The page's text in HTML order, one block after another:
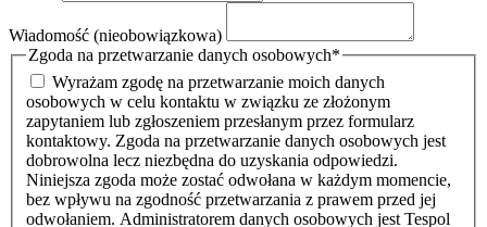
Wiadomość (nieobowiązkowa)
Zgoda na przetwarzanie danych osobowych*
Wyrażam zgodę na przetwarzanie moich danych
osobowych w celu kontaktu w związku ze złożonym
zapytaniem lub zgłoszeniem przesłanym przez formularz
kontaktowy. Zgoda na przetwarzanie danych osobowych jest
dobrowolna lecz niezbędna do uzyskania odpowiedzi.
Niniejsza zgoda może zostać odwołana w każdym momencie,
bez wpływu na zgodność przetwarzania z prawem przed jej
odwołaniem. Administratorem danych osobowych jest Tespol